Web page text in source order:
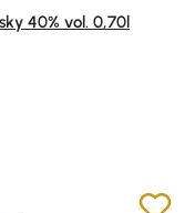
40% vol. 0,70l